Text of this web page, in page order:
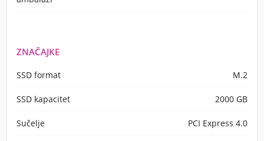
ZNAČAJKE
SSD format M.2
SSD kapacitet 2000 GB
Sučelje PCI Express 4.0